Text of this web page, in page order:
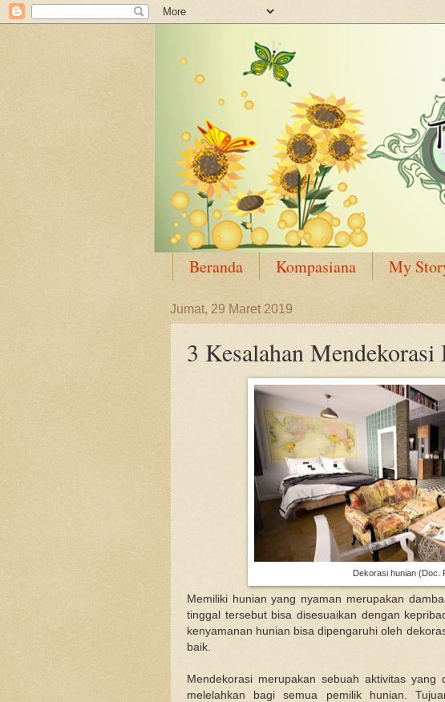
Beranda Kompasiana My
Jumat, 29 Maret 2019
3 Kesalahan
Dekorasi hunian (Doc.
Memiliki hunian yang nyaman merupakan
tinggal tersebut bisa disesuaikan dengan
kenyamanan hunian bisa dipengaruhi oleh
baik.
Mendekorasi merupakan sebuah aktivitas yang
melelahkan bagi semua pemilik hunian.